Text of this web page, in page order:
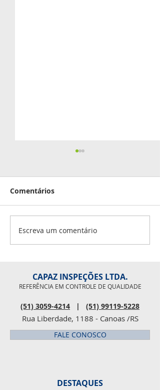
Boas Festas!
Comentários
Escreva um comentário
CAPAZ INSPEÇÕES LTDA.
REFERÊNCIA EM CONTROLE DE QUALIDADE
(51) 3059-4214 | (51) 99119-5228
Rua Liberdade, 1188 - Canoas /RS
FALE CONOSCO
DESTAQUES